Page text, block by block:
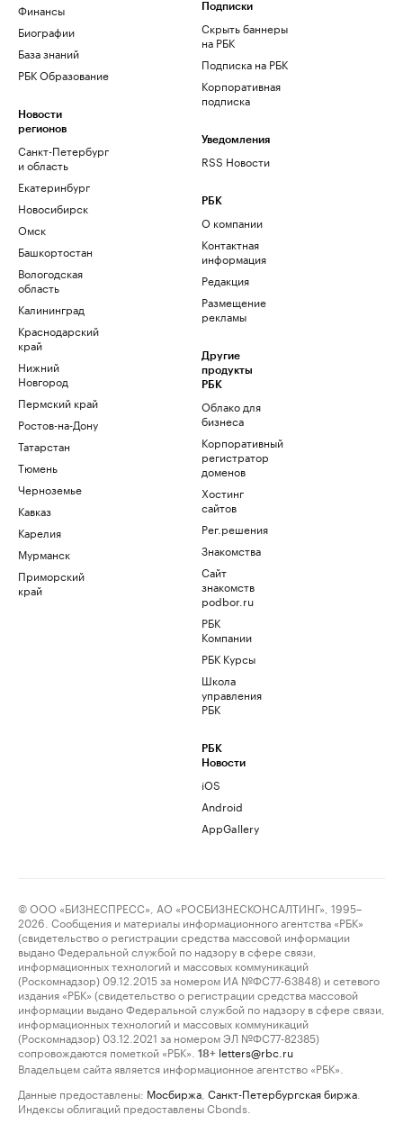
Финансы
Биографии
База знаний
РБК Образование
Новости
регионов
Санкт-Петербург
и область
Екатеринбург
Новосибирск
Омск
Башкортостан
Вологодская
область
Калининград
Краснодарский
край
Нижний
Новгород
Пермский край
Ростов-на-Дону
Татарстан
Тюмень
Черноземье
Кавказ
Карелия
Мурманск
Приморский
край
Подписки
Скрыть баннеры
на РБК
Подписка на РБК
Корпоративная
подписка
Уведомления
RSS Новости
РБК
О компании
Контактная
информация
Редакция
Размещение
рекламы
Другие
продукты
РБК
Облако для
бизнеса
Корпоративный
регистратор
доменов
Хостинг
сайтов
Рег.решения
Знакомства
Сайт
знакомств
podbor.ru
РБК
Компании
РБК Курсы
Школа
управления
РБК
РБК
Новости
iOS
Android
AppGallery
© ООО «БИЗНЕСПРЕСС», АО «РОСБИЗНЕСКОНСАЛТИНГ», 1995–
2026. Сообщения и материалы информационного агентства «РБК»
(свидетельство о регистрации средства массовой информации
выдано Федеральной службой по надзору в сфере связи,
информационных технологий и массовых коммуникаций
(Роскомнадзор) 09.12.2015 за номером ИА №ФС77-63848) и сетевого
издания «РБК» (свидетельство о регистрации средства массовой
информации выдано Федеральной службой по надзору в сфере связи,
информационных технологий и массовых коммуникаций
(Роскомнадзор) 03.12.2021 за номером ЭЛ №ФС77-82385)
сопровождаются пометкой «РБК».
18+ letters@rbc.ru
Владельцем сайта является информационное агентство «РБК».
Данные предоставлены: Мосбиржа Санкт-Петербургская биржа
Индексы облигаций предоставлены Cbonds.